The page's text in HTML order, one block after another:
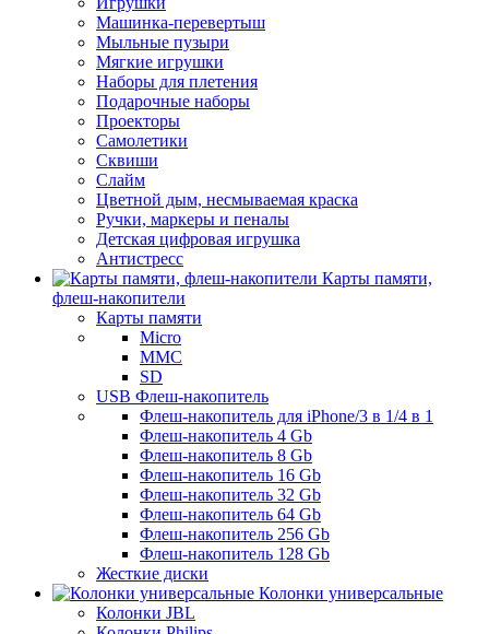
Машинка-перевертыш
Мыльные пузыри
Мягкие игрушки
Наборы для плетения
Подарочные наборы
Проекторы
Самолетики
Сквиши
Слайм
Цветной дым, несмываемая краска
Ручки, маркеры и пеналы
Детская цифровая игрушка
Антистресс
Карты памяти,
флеш-накопители
Карты памяти
Micro
MMC
SD
USB Флеш-накопитель
Флеш-накопитель для iPhone/3 в 1/4 в 1
Флеш-накопитель 4 Gb
Флеш-накопитель 8 Gb
Флеш-накопитель 16 Gb
Флеш-накопитель 32 Gb
Флеш-накопитель 64 Gb
Флеш-накопитель 256 Gb
Флеш-накопитель 128 Gb
Жесткие диски
Колонки универсальные
Колонки JBL